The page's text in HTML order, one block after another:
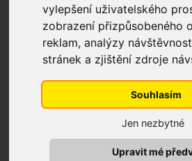
vylepšení uživatelského
zobrazení přizpůsobeného
reklam, analýzy
stránek a zjištění zdroje
Souhlasím
Jen nezbytné
Upravit mé